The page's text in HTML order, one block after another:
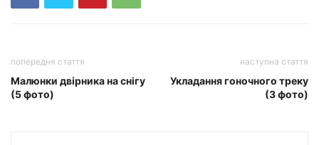
попередня стаття
Малюнки двірника на снігу
(5 фото)
наступна стаття
Укладання гоночного треку
(3 фото)